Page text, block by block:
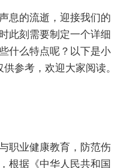
息的流逝，迎接我们的
此刻需要制定一个详细
什么特点呢？以下是小
参考，欢迎大家阅读。
职业健康教育，防范伤
根据《中华人民共和国